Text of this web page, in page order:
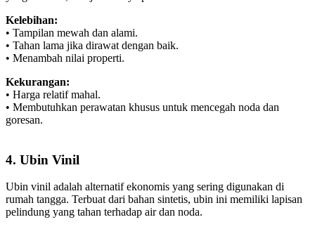
Kelebihan:
• Tampilan mewah dan alami.
• Tahan lama jika dirawat dengan baik.
• Menambah nilai properti.
Kekurangan:
• Harga relatif mahal.
• Membutuhkan perawatan khusus untuk mencegah noda dan
goresan.
4. Ubin Vinil
Ubin vinil adalah alternatif ekonomis yang sering digunakan di
rumah tangga. Terbuat dari bahan sintetis, ubin ini memiliki lapisan
pelindung yang tahan terhadap air dan noda.